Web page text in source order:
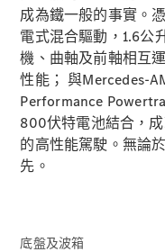
EQS
GLA
GLB
純電動
GLB
GLC
純電動
GLC
GLC Coupé
GLE
GLS
成為鐵一般的事實。
電式混合驅動，1.6公
機、曲軸及前軸相互
性能； 與Mercedes-
Performance
800伏特電池結合，
的高性能駕駛。無論
先。
底盤及波箱